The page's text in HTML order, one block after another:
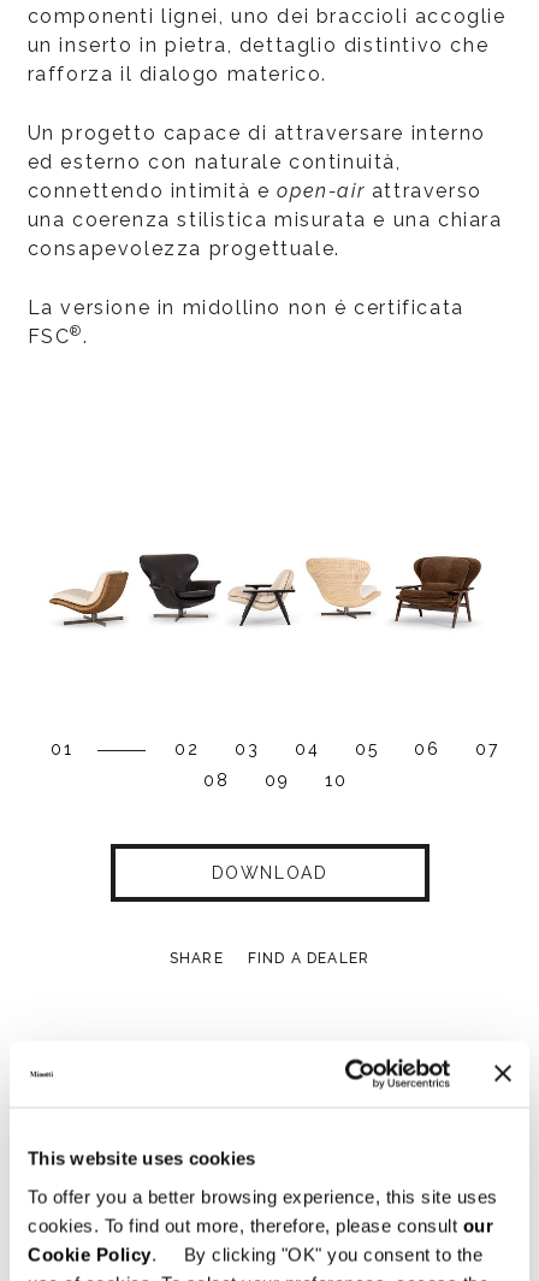
This website uses cookies
To offer you a better browsing experience, this site uses
cookies. To find out more, therefore, please consult our
Cookie Policy. By clicking "OK" you consent to the
componenti lignei, uno dei braccioli accoglie
un inserto in pietra, dettaglio distintivo che
rafforza il dialogo materico.
Un progetto capace di attraversare interno
ed esterno con naturale continuità,
connettendo intimità eopen-air attraverso
una coerenza stilistica misurata e una chiara
consapevolezza progettuale.
La versione in midollino non é certificata
FSC®.
01 02 03 04 05 06
07
08
09 10
DOWNLOAD
SHARE FIND A DEALER
BERGÈRE CON BASE GIREVOLE 104 CM